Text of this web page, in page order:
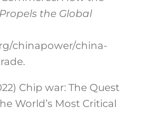
the Global
chinapower/china-
Chip war: The Quest
World’s Most Critical